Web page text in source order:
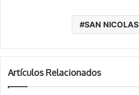
SAN NICOLAS
Artículos Relacionados